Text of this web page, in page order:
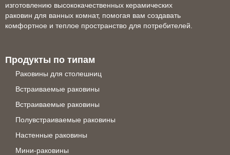
изготовлению высококачественных керамических
раковин для ванных комнат, помогая вам создавать
комфортное и теплое пространство для потребителей.
Продукты по типам
Раковины для столешниц
Встраиваемые раковины
Встраиваемые раковины
Полувстраиваемые раковины
Настенные раковины
Мини-раковины